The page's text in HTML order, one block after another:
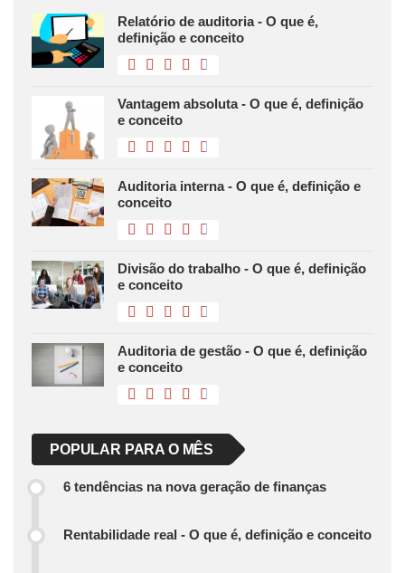
Relatório de auditoria - O que é,
definição e conceito
Vantagem absoluta - O que é, definição
e conceito
Auditoria interna - O que é, definição e
conceito
Divisão do trabalho - O que é, definição
e conceito
Auditoria de gestão - O que é, definição
e conceito
POPULAR PARA O MÊS
6 tendências na nova geração de finanças
Rentabilidade real - O que é, definição e conceito